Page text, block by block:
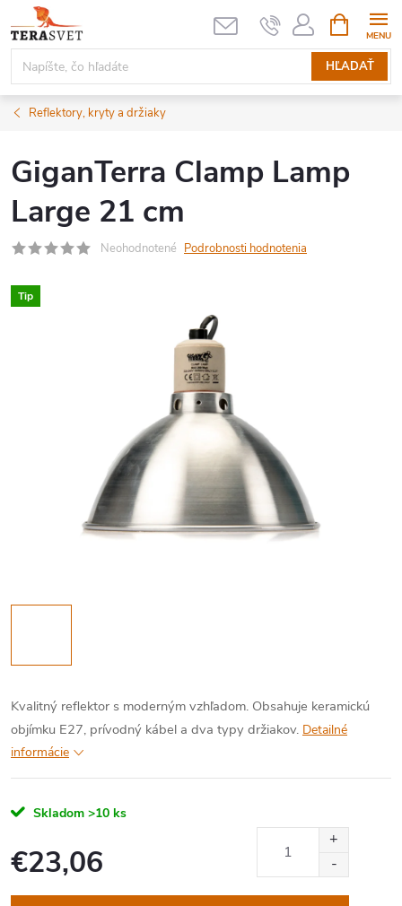
na
obsah
HĽADAŤ
KOŠÍK
Reflektory, kryty a držiaky
GiganTerra Clamp Lamp
Large 21 cm
Neohodnotené Podrobnosti hodnotenia
Tip
Kvalitný reflektor s moderným vzhľadom. Obsahuje keramickú
objímku E27, prívodný kábel a dva typy držiakov. Detailné
informácie
Skladom >10 ks
€23,06